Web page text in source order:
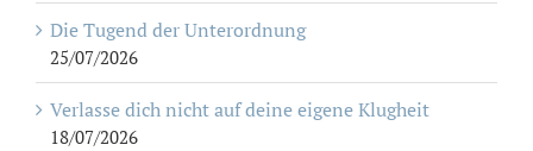
Die Tugend der Unterordnung
25/07/2026
Verlasse dich nicht auf deine eigene Klugheit
18/07/2026